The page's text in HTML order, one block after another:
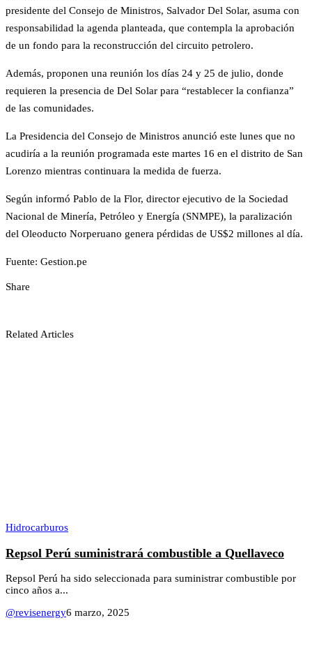
presidente del Consejo de Ministros, Salvador Del Solar, asuma con
responsabilidad la agenda planteada, que contempla la aprobación
de un fondo para la reconstrucción del circuito petrolero.
Además, proponen una reunión los días 24 y 25 de julio, donde
requieren la presencia de Del Solar para “restablecer la confianza”
de las comunidades.
La Presidencia del Consejo de Ministros anunció este lunes que no
acudiría a la reunión programada este martes 16 en el distrito de San
Lorenzo mientras continuara la medida de fuerza.
Según informó Pablo de la Flor, director ejecutivo de la Sociedad
Nacional de Minería, Petróleo y Energía (SNMPE), la paralización
del Oleoducto Norperuano genera pérdidas de US$2 millones al día.
Fuente: Gestion.pe
Share
Related Articles
Hidrocarburos
Repsol Perú suministrará combustible a Quellaveco
Repsol Perú ha sido seleccionada para suministrar combustible por
cinco años a...
@revisenergy6 marzo, 2025